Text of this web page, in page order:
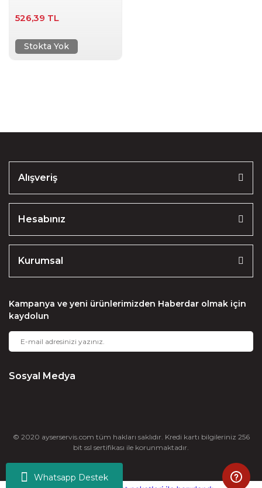
Whatsapp Destek
526,39 TL
Stokta Yok
Alışveriş
Hesabınız
Kurumsal
Kampanya ve yeni ürünlerimizden Haberdar olmak için
kaydolun
Sosyal Medya
© 2020 ayserservis.com tüm hakları saklıdır. Kredi kartı bilgileriniz 256
bit ssl sertifikası ile korunmaktadır.